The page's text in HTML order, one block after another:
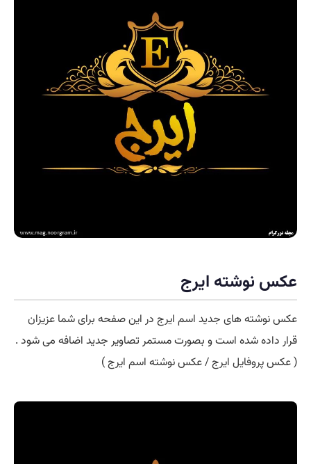
عکس نوشته ایرج
عکس نوشته های جدید اسم ایرج در این صفحه برای شما عزیزان
قرار داده شده است و بصورت مستمر تصاویر جدید اضافه می شود .
( عکس پروفایل ایرج / عکس نوشته اسم ایرج )